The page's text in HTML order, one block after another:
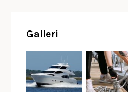
Galleri